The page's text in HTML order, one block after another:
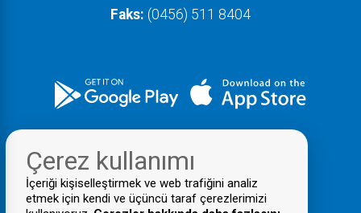
Faks: (0456) 511 8404
Çerez kullanımı
İçeriği kişiselleştirmek ve web trafiğini analiz
etmek için kendi ve üçüncü taraf çerezlerimizi